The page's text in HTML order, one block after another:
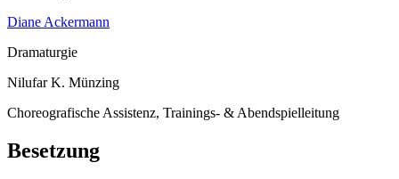
Diane Ackermann
Dramaturgie
Nilufar K. Münzing
Choreografische Assistenz, Trainings- & Abendspielleitung
Besetzung